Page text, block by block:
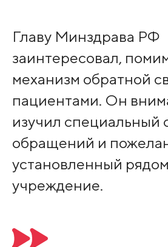
Главу Минздрава РФ
заинтересовал,
механизм обратной
пациентами. Он
изучил специальный
обращений и
установленный
учреждение.